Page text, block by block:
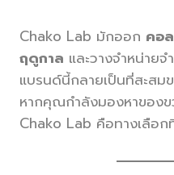
Chako Lab มักออก คอ
ฤดูกาล และวางจำหน่าย
แบรนด์นี้กลายเป็นที่สะส
หากคุณกำลังมองหาของ
Chako Lab คือทางเลือก